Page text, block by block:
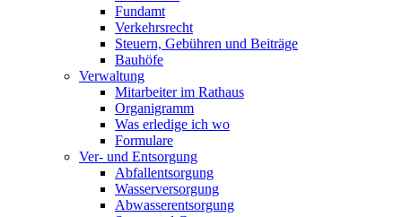
Fundamt
Verkehrsrecht
Steuern, Gebühren und Beiträge
Bauhöfe
Verwaltung
Mitarbeiter im Rathaus
Organigramm
Was erledige ich wo
Formulare
Ver- und Entsorgung
Abfallentsorgung
Wasserversorgung
Abwasserentsorgung